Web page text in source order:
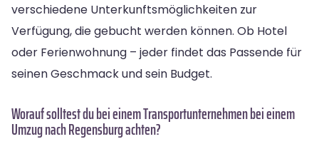
verschiedene Unterkunftsmöglichkeiten zur
Verfügung, die gebucht werden können. Ob Hotel
oder Ferienwohnung – jeder findet das Passende für
seinen Geschmack und sein Budget.
Worauf solltest du bei einem Transportunternehmen bei einem
Umzug nach Regensburg achten?